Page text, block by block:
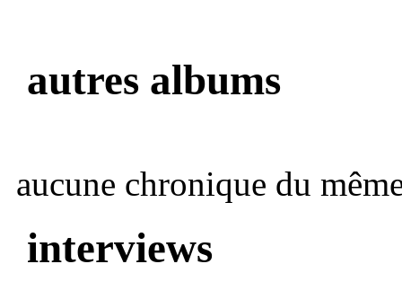
autres albums
aucune chronique du
interviews